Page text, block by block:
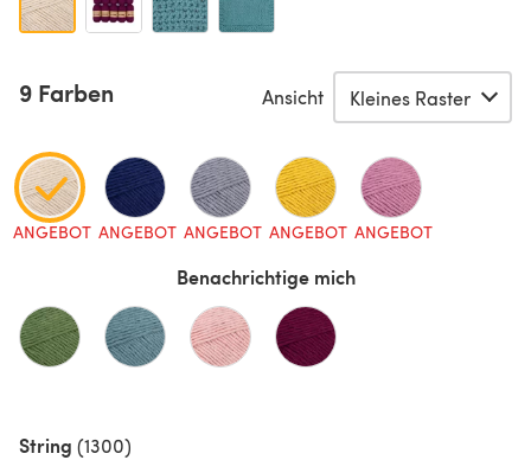
9 Farben Ansicht
ANGEBOT ANGEBOT ANGEBOT ANGEBOT ANGEBOT
Benachrichtige mich
String (1300)